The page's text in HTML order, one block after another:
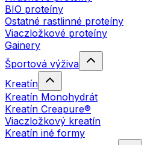
BIO proteíny
Ostatné rastlinné proteíny
Viaczložkové proteíny
Gainery
Športová výživa
Kreatín
Kreatín Monohydrát
Kreatín Creapure®
Viaczložkový kreatín
Kreatín iné formy